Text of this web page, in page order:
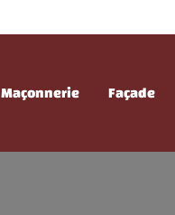
Maçonnerie Façade